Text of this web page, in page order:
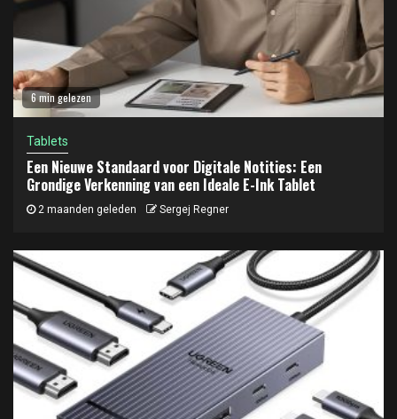
6 min gelezen
Tablets
Een Nieuwe Standaard voor Digitale Notities: Een
Grondige Verkenning van een Ideale E-Ink Tablet
2 maanden geleden Sergej Regner